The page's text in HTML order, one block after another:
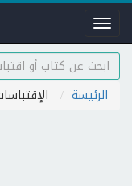
Toggle
navigation
الرئيسة